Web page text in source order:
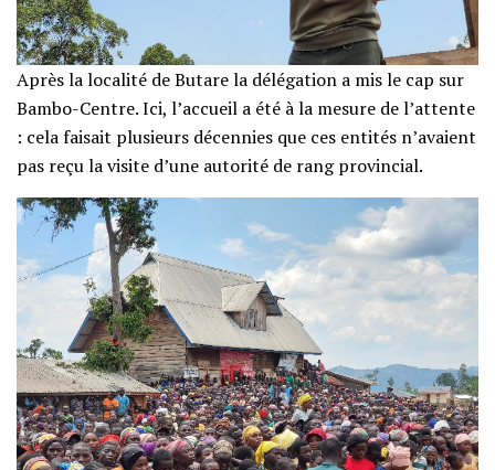
‎​Après la localité de Butare la délégation a mis le cap sur
Bambo-Centre. Ici, l’accueil a été à la mesure de l’attente
: cela faisait plusieurs décennies que ces entités n’avaient
pas reçu la visite d’une autorité de rang provincial.